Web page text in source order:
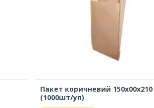
Пакет коричневий 150х00х210
(1000шт/уп)